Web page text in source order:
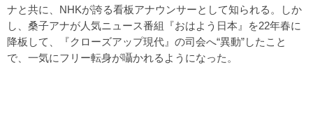
ナと共に、NHKが誇る看板アナウンサーとして知られる。しか
し、桑子アナが人気ニュース番組『おはよう日本』を22年春に
降板して、『クローズアップ現代』の司会へ“異動”したこと
で、一気にフリー転身が囁かれるようになった。